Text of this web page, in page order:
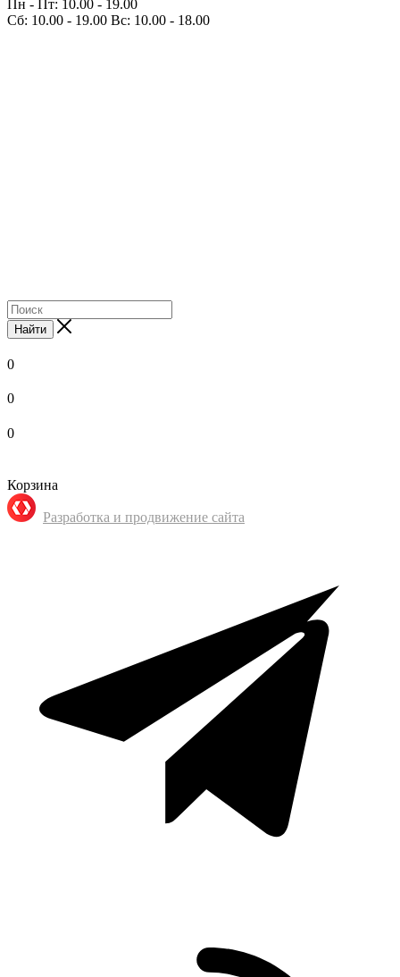
Пн - Пт: 10.00 - 19.00
Сб: 10.00 - 19.00 Вс: 10.00 - 18.00
Найти
0
0
0
Корзина
Разработка и продвижение сайта